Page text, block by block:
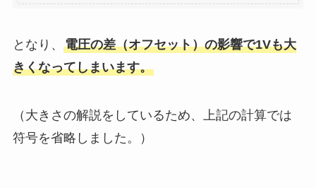
となり、 電圧の差（オフセット）の影響で1Vも大
きくなってしまいます。
（大きさの解説をしているため、上記の計算では
符号を省略しました。）